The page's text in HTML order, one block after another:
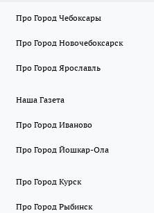
Про Город Чебоксары
Про Город Новочебоксарск
Про Город Ярославль
Наша Газета
Про Город Иваново
Про Город Йошкар-Ола
Про Город Курск
Про Город Рыбинск